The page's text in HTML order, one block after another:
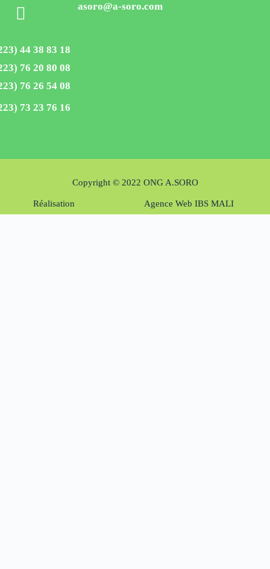
asoro@a-soro.com
44 38 83 18
76 20 80 08
76 26 54 08
73 23 76 16
Copyright © 2022 ONG A.SORO
Réalisation Agence Web IBS MALI